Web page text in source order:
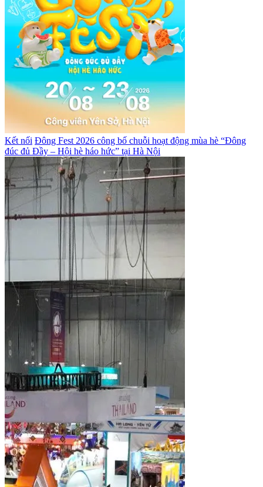
Kết nối Đông Fest 2026 công bố chuỗi hoạt động mùa hè “Đông
đúc đủ Đầy – Hội hè háo hức” tại Hà Nội